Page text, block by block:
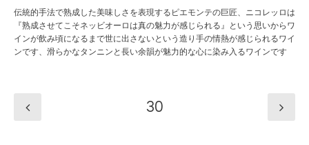
伝統的手法で熟成した美味しさを表現するピエモンテの巨匠、ニコレッロは
『熟成させてこそネッビオーロは真の魅力が感じられる』という思いからワ
インが飲み頃になるまで世に出さないという造り手の情熱が感じられるワイ
ンです、滑らかなタンニンと長い余韻が魅力的な心に染み入るワインです
30